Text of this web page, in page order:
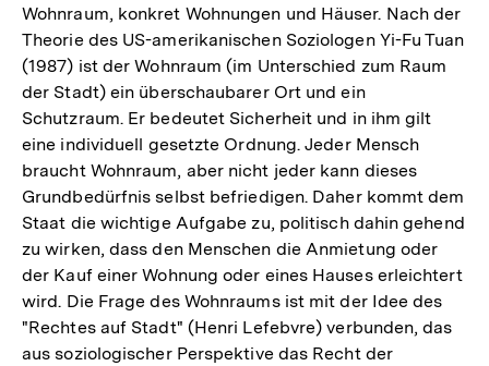
Wohnraum, konkret Wohnungen und Häuser. Nach der
Theorie des US-amerikanischen Soziologen Yi-Fu Tuan
(1987) ist der Wohnraum (im Unterschied zum Raum
der Stadt) ein überschaubarer Ort und ein
Schutzraum. Er bedeutet Sicherheit und in ihm gilt
eine individuell gesetzte Ordnung. Jeder Mensch
braucht Wohnraum, aber nicht jeder kann dieses
Grundbedürfnis selbst befriedigen. Daher kommt dem
Staat die wichtige Aufgabe zu, politisch dahin gehend
zu wirken, dass den Menschen die Anmietung oder
der Kauf einer Wohnung oder eines Hauses erleichtert
wird. Die Frage des Wohnraums ist mit der Idee des
"Rechtes auf Stadt" (Henri Lefebvre) verbunden, das
aus soziologischer Perspektive das Recht der